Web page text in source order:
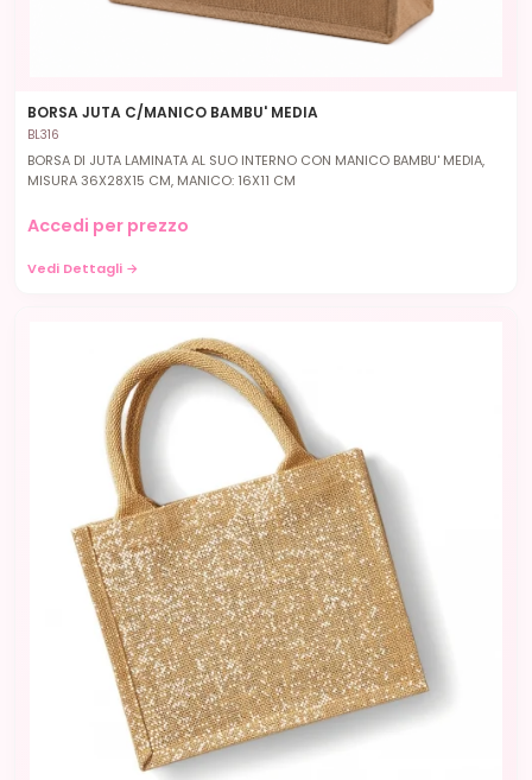
BORSA JUTA C/MANICO BAMBU' MEDIA
BL316
BORSA DI JUTA LAMINATA AL SUO INTERNO CON MANICO BAMBU' MEDIA,
MISURA 36X28X15 CM, MANICO: 16X11 CM
Accedi per prezzo
Vedi Dettagli →